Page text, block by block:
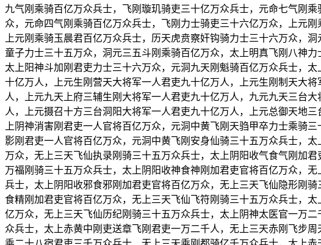
九气刚乘骑百亿万众兵士，飞刚璇玑骑吏三十亿万众兵士，元命七气刚
众，元命四气刚乘骑百亿万众兵士，飞刚力士骑吏三十六亿万众，上元
上元刚乘骑玉晨君百亿万众兵士，历天虎贲察奸钩骑力士三十六万众，
童子力士三十五万众，洞元三五斗刚乘骑百亿万众，太上明真飞刚八神
太上阳神斗加刚君吏力士三十六万众，元洞九天刚魁骑百亿万众兵士，
十亿万人，上元生刚营天大将军一人君吏九十亿万人，上元生刚制天大
人，上元九天上府三辅生刚大将军一人君吏九十亿万人，九元九天三台
人，上元摄召十方三台洞阳大将军一人君吏九十亿万人，上元总御天地
上阴神消害刚君吏一人官将百亿万众，元洞中黄飞刚天驺甲卒力士乘骑
影刚君吏一人官将百亿万众，元洞中黄飞刚安身仙骑三十五万众兵士，
万众，无上三天飞仙执录刚骑三十五万众兵士，太上阴阳收气食气刚加
万福刚骑三十五万众兵士，太上阴阳收神食神刚加君吏官将百亿万众，
兵士，太上阴阳收邪食邪刚加君吏官将百亿万众，无上三天飞仙隐形刚
食精刚加君吏官将百亿万众，无上三天飞仙飞符刚骑三十五万众兵士，
亿万众，无上三天飞仙历纪刚骑三十五万众兵士，太上阴神太医官一万
众兵士，太上赤黄中刚吏送章飞刚君吏一万二千人，无上三天赤刚飞步